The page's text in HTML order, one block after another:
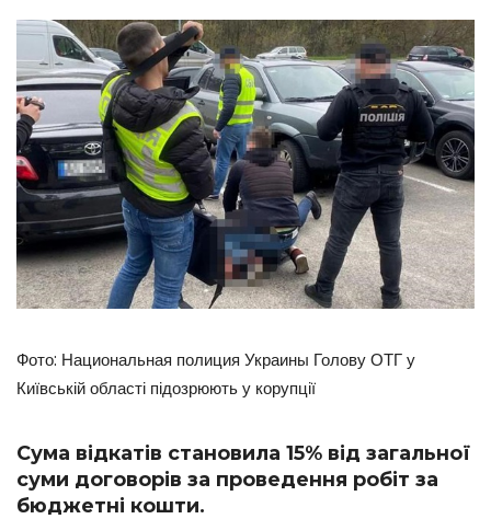
Фото: Национальная полиция Украины Голову ОТГ у
Київській області підозрюють у корупції
Сума відкатів становила 15% від загальної
суми договорів за проведення робіт за
бюджетні кошти.